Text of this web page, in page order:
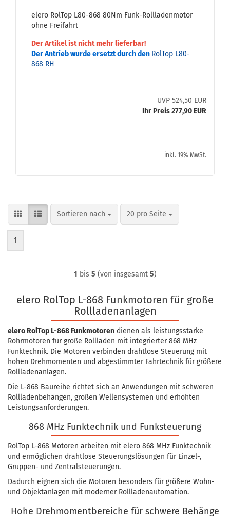
elero Rol­Top L80-​868 80Nm Funk-​Roll­la­den­mo­tor
ohne Frei­fahrt
Der Ar­ti­kel ist nicht mehr lie­fer­bar!
Der An­trieb wurde er­setzt durch den Rol­Top L80-​
868 RH
UVP 524,50 EUR
Ihr Preis 277,90 EUR
inkl. 19% MwSt.
Sortieren nach
Sortieren nach 20 pro Seite
pro Seite
1
1 bis 5 (von insgesamt 5)
elero RolTop L-868 Funkmotoren für große
Rollladenanlagen
elero RolTop L-868 Funkmotoren dienen als leistungsstarke
Rohrmotoren für große Rollläden mit integrierter 868 MHz
Funktechnik. Die Motoren verbinden drahtlose Steuerung mit
hohen Drehmomenten und abgestimmter Fahrtechnik für größere
Rollladenanlagen.
Die L-868 Baureihe richtet sich an Anwendungen mit schweren
Rollladenbehängen, großen Wellensystemen und erhöhten
Leistungsanforderungen.
868 MHz Funktechnik und Funksteuerung
RolTop L-868 Motoren arbeiten mit elero 868 MHz Funktechnik
und ermöglichen drahtlose Steuerungslösungen für Einzel-,
Gruppen- und Zentralsteuerungen.
Dadurch eignen sich die Motoren besonders für größere Wohn-
und Objektanlagen mit moderner Rollladenautomation.
Hohe Drehmomentbereiche für schwere Behänge